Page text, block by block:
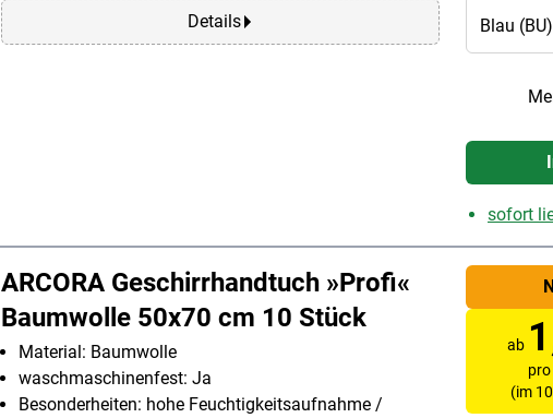
Details
sofort
ARCORA Geschirrhandtuch »Profi«
Baumwolle 50x70 cm 10 Stück
Material: Baumwolle
waschmaschinenfest: Ja
Besonderheiten: hohe Feuchtigkeitsaufnahme /
ab
(im